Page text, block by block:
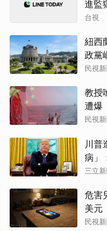
進監
台視
紐西
政黨
民視
教授
遭爆
民視
川普
病」
三立
危害
美元
民視